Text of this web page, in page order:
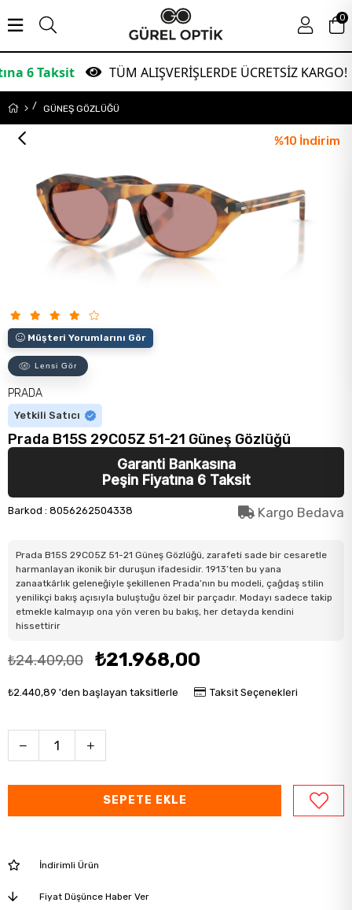
TÜM ALIŞVERİŞLERDE ÜCRETSİZ KARGO!
0
GÜNEŞ GÖZLÜĞÜ
%10 İndirim
Müşteri Yorumlarını Gör
Lensi Gör
PRADA
Yetkili Satıcı
Prada B15S 29C05Z 51-21 Güneş Gözlüğü
Garanti Bankasına
Peşin Fiyatına 6 Taksit
Barkod : 8056262504338 Kargo Bedava
Prada B15S 29C05Z 51-21 Güneş Gözlüğü, zarafeti sade bir cesaretle
harmanlayan ikonik bir duruşun ifadesidir. 1913’ten bu yana
zanaatkârlık geleneğiyle şekillenen Prada’nın bu modeli, çağdaş stilin
yenilikçi bakış açısıyla buluştuğu özel bir parçadır. Modayı sadece takip
etmekle kalmayıp ona yön veren bu bakış, her detayda kendini
hissettirir
₺24.409,00 ₺21.968,00
₺2.440,89 'den başlayan taksitlerle Taksit Seçenekleri
İndirimli Ürün
Fiyat Düşünce Haber Ver